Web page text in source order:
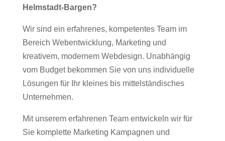
Helmstadt-Bargen?
Wir sind ein erfahrenes, kompetentes Team im
Bereich Webentwicklung, Marketing und
kreativem, modernem Webdesign. Unabhängig
vom Budget bekommen Sie von uns individuelle
Lösungen für Ihr kleines bis mittelständisches
Unternehmen.
Mit unserem erfahrenen Team entwickeln wir für
Sie komplette Marketing Kampagnen und